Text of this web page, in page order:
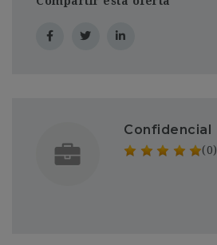
Confidencial
(0)